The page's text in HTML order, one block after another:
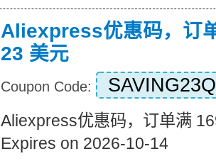
Aliexpress优惠码，订
23 美元
Coupon Code: SAVING23Q
Aliexpress优惠码，订单满
Expires on 2026-10-14